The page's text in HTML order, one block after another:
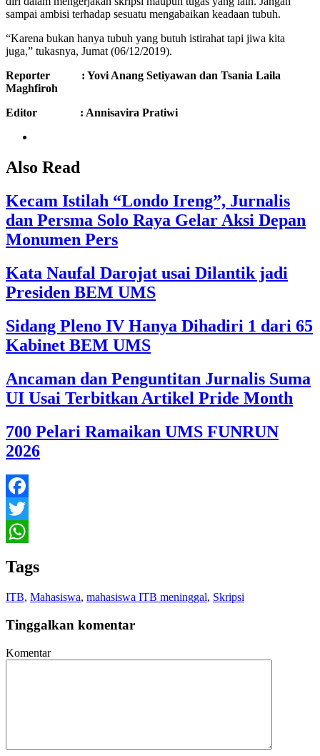
sampai ambisi terhadap sesuatu mengabaikan keadaan tubuh.
“Karena bukan hanya tubuh yang butuh istirahat tapi jiwa kita
juga,” tukasnya, Jumat (06/12/2019).
Reporter : Yovi Anang Setiyawan dan Tsania Laila
Maghfiroh
Editor : Annisavira Pratiwi
Also Read
Kecam Istilah “Londo Ireng”, Jurnalis
dan Persma Solo Raya Gelar Aksi Depan
Monumen Pers
Kata Naufal Darojat usai Dilantik jadi
Presiden BEM UMS
Sidang Pleno IV Hanya Dihadiri 1 dari 65
Kabinet BEM UMS
Ancaman dan Penguntitan Jurnalis Suma
UI Usai Terbitkan Artikel Pride Month
700 Pelari Ramaikan UMS FUNRUN
2026
Facebook
Twitter
Tags
ITB, Mahasiswa, mahasiswa ITB meninggal, Skripsi
Tinggalkan komentar
Komentar